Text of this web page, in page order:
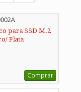
para SSD M.2
Plata
Comprar